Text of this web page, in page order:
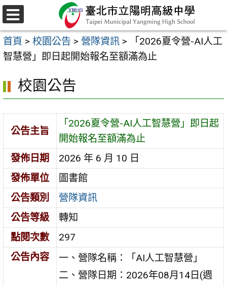
跳
至
主
要
容
區
選
單
首頁 > 校園公告 > 營隊資訊 >
「2026夏令營-AI人工
智慧營」即⽇起開始報名⾄額滿為⽌
校園公告
公告主旨
「2026夏令營-AI人工智慧營」即⽇起
開始報名⾄額滿為⽌
發佈日期
2026 年 6 月 10 日
發佈單位
圖書館
公告類別
營隊資訊
公告等級
轉知
點閱次數
297
公告內容
一、營隊名稱：「AI人工智慧營」
二、營隊日期：2026年08月14日(週